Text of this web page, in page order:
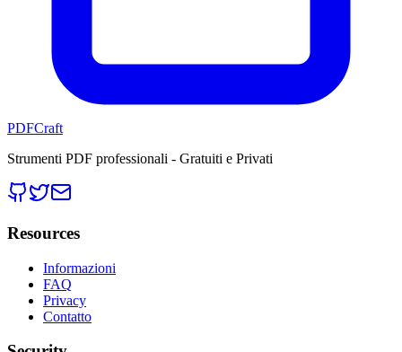
PDFCraft
Strumenti PDF professionali - Gratuiti e Privati
Resources
Informazioni
FAQ
Privacy
Contatto